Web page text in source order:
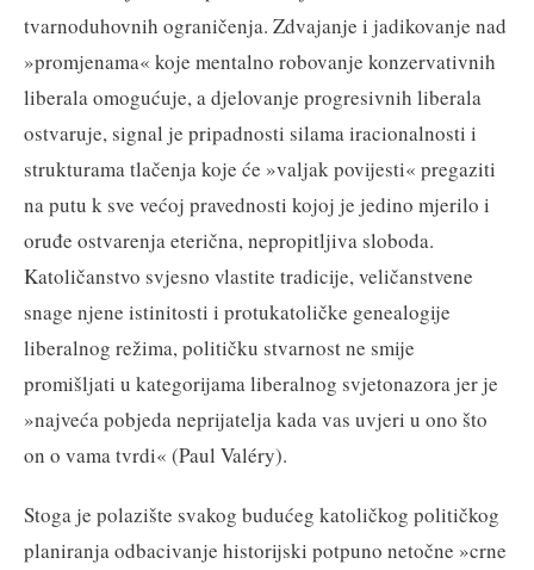
tvarnoduhovnih ograničenja. Zdvajanje i jadikovanje nad
»promjenama« koje mentalno robovanje konzervativnih
liberala omogućuje, a djelovanje progresivnih liberala
ostvaruje, signal je pripadnosti silama iracionalnosti i
strukturama tlačenja koje će »valjak povijesti« pregaziti
na putu k sve većoj pravednosti kojoj je jedino mjerilo i
oruđe ostvarenja eterična, nepropitljiva sloboda.
Katoličanstvo svjesno vlastite tradicije, veličanstvene
snage njene istinitosti i protukatoličke genealogije
liberalnog režima, političku stvarnost ne smije
promišljati u kategorijama liberalnog svjetonazora jer je
»najveća pobjeda neprijatelja kada vas uvjeri u ono što
on o vama tvrdi« (Paul Valéry).
Stoga je polazište svakog budućeg katoličkog političkog
planiranja odbacivanje historijski potpuno netočne »crne